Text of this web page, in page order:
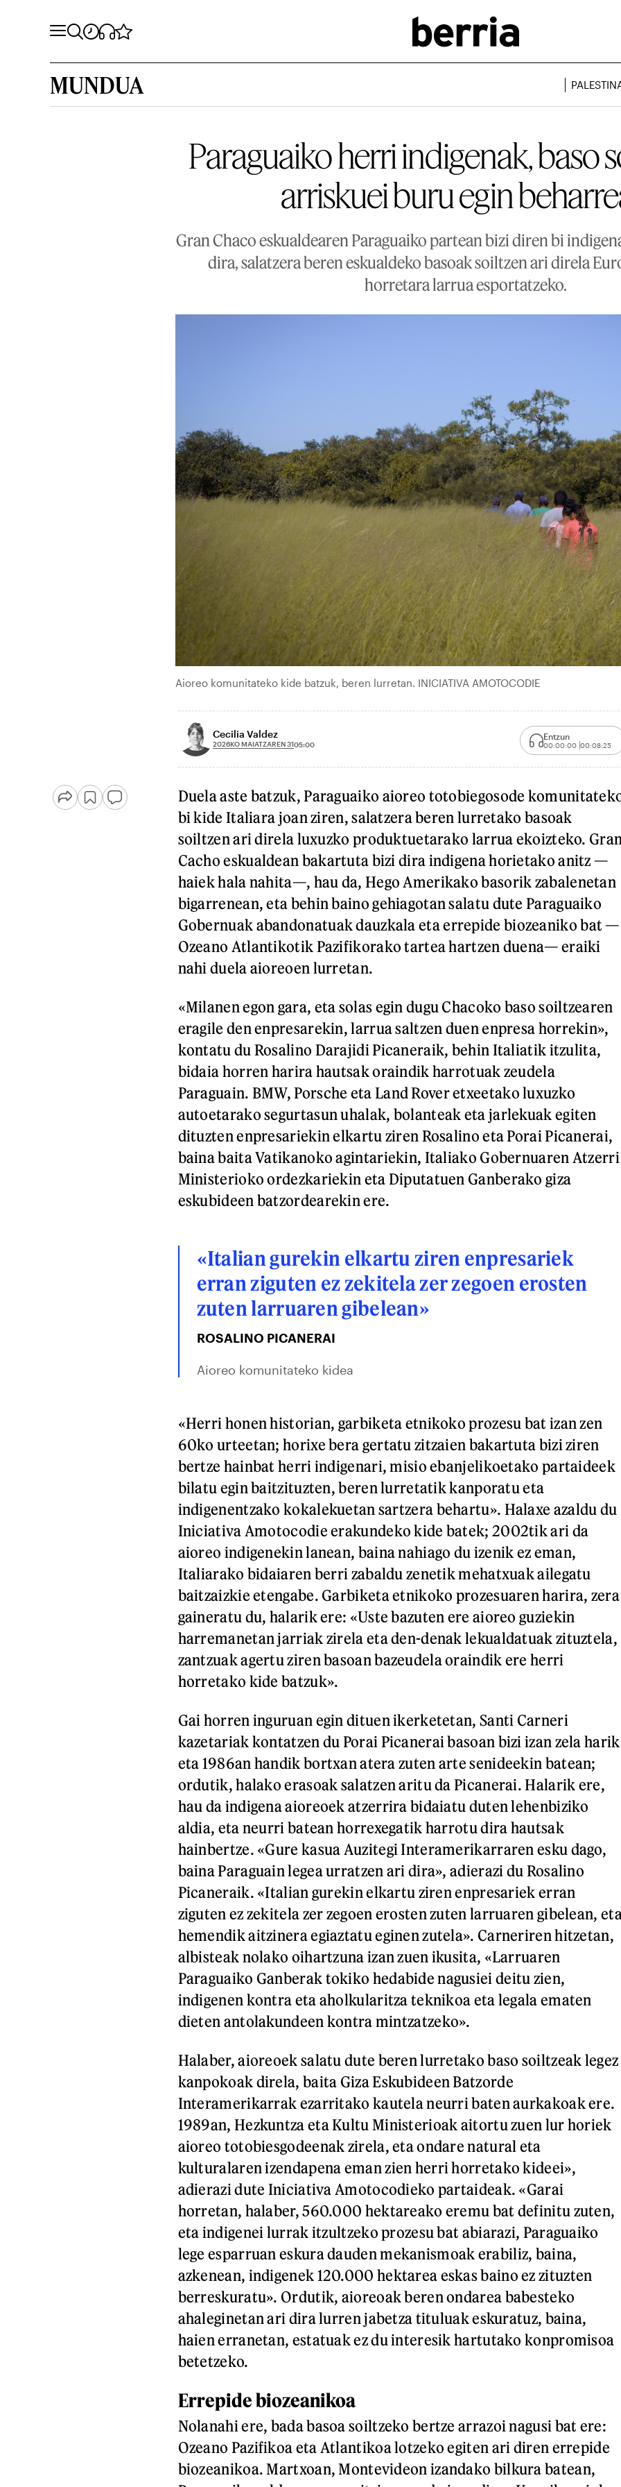
MUNDUA
Paraguaiko herri indigenak, baso
arriskuei buru egin
Gran Chaco eskualdearen Paraguaiko partean bizi diren bi
dira, salatzera beren eskualdeko basoak soiltzen ari direla
horretara larrua esportatzeko.
Aioreo komunitateko kide batzuk, beren lurretan. INICIATIVA AMOTOCODIE
Cecilia Valdez
2026KO MAIATZAREN 3105:00
Entzun
00:00:00 00:08:25
Duela aste batzuk, Paraguaiko aioreo totobiegosode
bi kide Italiara joan ziren, salatzera beren lurretako basoak
soiltzen ari direla luxuzko produktuetarako larrua ekoizteko.
Cacho eskualdean bakartuta bizi dira indigena horietako anitz —
haiek hala nahita—, hau da, Hego Amerikako basorik zabalenetan
bigarrenean, eta behin baino gehiagotan salatu dute Paraguaiko
Gobernuak abandonatuak dauzkala eta errepide biozeaniko bat —
Ozeano Atlantikotik Pazifikorako tartea hartzen duena— eraiki
nahi duela aioreoen lurretan.
«Milanen egon gara, eta solas egin dugu Chacoko baso soiltzearen
eragile den enpresarekin, larrua saltzen duen enpresa horrekin»,
kontatu du Rosalino Darajidi Picaneraik, behin Italiatik itzulita,
bidaia horren harira hautsak oraindik harrotuak zeudela
Paraguain. BMW, Porsche eta Land Rover etxeetako luxuzko
autoetarako segurtasun uhalak, bolanteak eta jarlekuak egiten
dituzten enpresariekin elkartu ziren Rosalino eta Porai Picanerai,
baina baita Vatikanoko agintariekin, Italiako Gobernuaren Atzerri
Ministerioko ordezkariekin eta Diputatuen Ganberako giza
eskubideen batzordearekin ere.
«Italian gurekin elkartu ziren enpresariek
erran ziguten ez zekitela zer zegoen erosten
zuten larruaren gibelean»
ROSALINO PICANERAI
Aioreo komunitateko kidea
«Herri honen historian, garbiketa etnikoko prozesu bat izan zen
60ko urteetan; horixe bera gertatu zitzaien bakartuta bizi ziren
bertze hainbat herri indigenari, misio ebanjelikoetako partaideek
bilatu egin baitzituzten, beren lurretatik kanporatu eta
indigenentzako kokalekuetan sartzera behartu». Halaxe azaldu du
Iniciativa Amotocodie erakundeko kide batek; 2002tik ari da
aioreo indigenekin lanean, baina nahiago du izenik ez eman,
Italiarako bidaiaren berri zabaldu zenetik mehatxuak ailegatu
baitzaizkie etengabe. Garbiketa etnikoko prozesuaren harira, zera
gaineratu du, halarik ere: «Uste bazuten ere aioreo guziekin
harremanetan jarriak zirela eta den-denak lekualdatuak zituztela,
zantzuak agertu ziren basoan bazeudela oraindik ere herri
horretako kide batzuk».
Gai horren inguruan egin dituen ikerketetan, Santi Carneri
kazetariak kontatzen du Porai Picanerai basoan bizi izan zela harik
eta 1986an handik bortxan atera zuten arte senideekin batean;
ordutik, halako erasoak salatzen aritu da Picanerai. Halarik ere,
hau da indigena aioreoek atzerrira bidaiatu duten lehenbiziko
aldia, eta neurri batean horrexegatik harrotu dira hautsak
hainbertze. «Gure kasua Auzitegi Interamerikarraren esku dago,
baina Paraguain legea urratzen ari dira», adierazi du Rosalino
Picaneraik. «Italian gurekin elkartu ziren enpresariek erran
ziguten ez zekitela zer zegoen erosten zuten larruaren gibelean,
hemendik aitzinera egiaztatu eginen zutela». Carneriren hitzetan,
albisteak nolako oihartzuna izan zuen ikusita, «Larruaren
Paraguaiko Ganberak tokiko hedabide nagusiei deitu zien,
indigenen kontra eta aholkularitza teknikoa eta legala ematen
dieten antolakundeen kontra mintzatzeko».
Halaber, aioreoek salatu dute beren lurretako baso soiltzeak legez
kanpokoak direla, baita Giza Eskubideen Batzorde
Interamerikarrak ezarritako kautela neurri baten aurkakoak ere.
1989an, Hezkuntza eta Kultu Ministerioak aitortu zuen lur horiek
aioreo totobiesgodeenak zirela, eta ondare natural eta
kulturalaren izendapena eman zien herri horretako kideei»,
adierazi dute Iniciativa Amotocodieko partaideak. «Garai
horretan, halaber, 560.000 hektareako eremu bat definitu zuten,
eta indigenei lurrak itzultzeko prozesu bat abiarazi, Paraguaiko
lege esparruan eskura dauden mekanismoak erabiliz, baina,
azkenean, indigenek 120.000 hektarea eskas baino ez zituzten
berreskuratu». Ordutik, aioreoak beren ondarea babesteko
ahaleginetan ari dira lurren jabetza tituluak eskuratuz, baina,
haien erranetan, estatuak ez du interesik hartutako konpromisoa
betetzeko.
Errepide biozeanikoa
Nolanahi ere, bada basoa soiltzeko bertze arrazoi nagusi bat ere:
Ozeano Pazifikoa eta Atlantikoa lotzeko egiten ari diren errepide
biozeanikoa. Martxoan, Montevideon izandako bilkura batean,